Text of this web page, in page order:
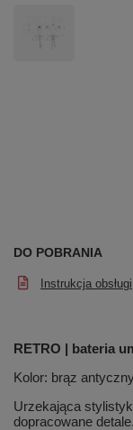
DO POBRANIA
Instrukcja obsługi
RETRO | bateria
Kolor: brąz
Urzekająca
dopracowane